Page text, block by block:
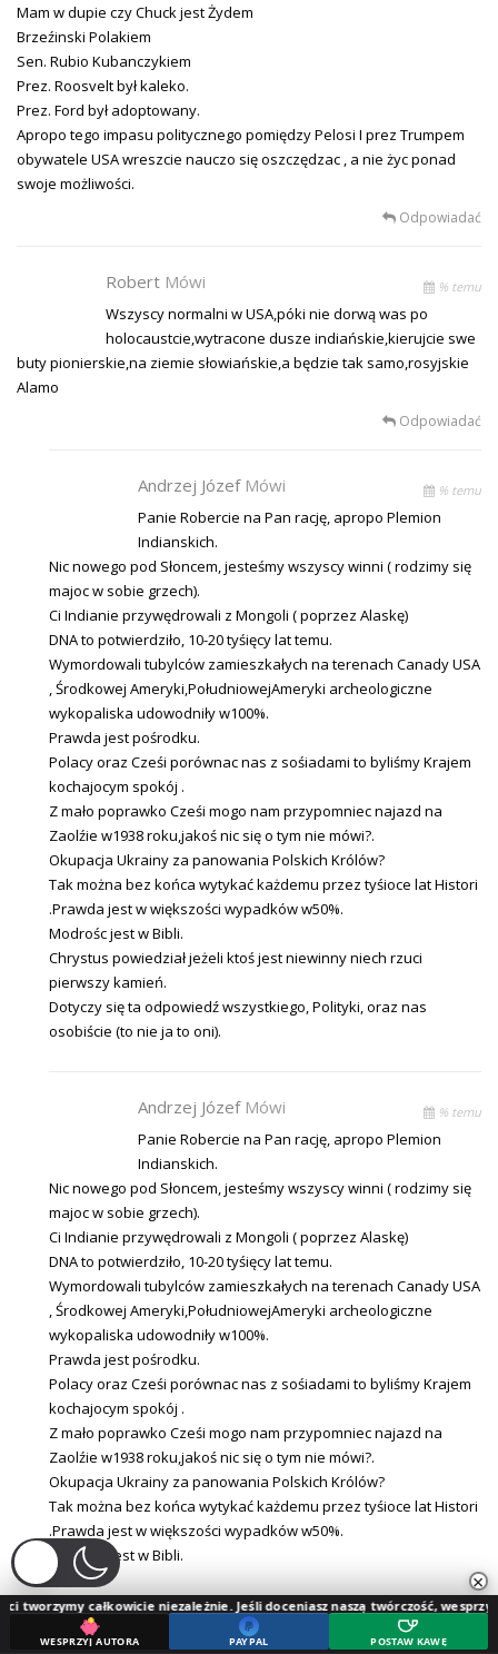
Mam w dupie czy Chuck jest Żydem
Brzeźinski Polakiem
Sen. Rubio Kubanczykiem
Prez. Roosvelt był kaleko.
Prez. Ford był adoptowany.
Apropo tego impasu politycznego pomiędzy Pelosi I prez Trumpem
obywatele USA wreszcie nauczo się oszczędzac , a nie życ ponad
swoje możliwości.
Odpowiadać
Robert Mówi % temu
Wszyscy normalni w USA,póki nie dorwą was po
holocaustcie,wytracone dusze indiańskie,kierujcie swe
buty pionierskie,na ziemie słowiańskie,a będzie tak samo,rosyjskie
Alamo
Odpowiadać
Andrzej Józef Mówi % temu
Panie Robercie na Pan rację, apropo Plemion
Indianskich.
Nic nowego pod Słoncem, jesteśmy wszyscy winni ( rodzimy się
majoc w sobie grzech).
Ci Indianie przywędrowali z Mongoli ( poprzez Alaskę)
DNA to potwierdziło, 10-20 tyśięcy lat temu.
Wymordowali tubylców zamieszkałych na terenach Canady USA
, Środkowej Ameryki,PołudniowejAmeryki archeologiczne
wykopaliska udowodniły w100%.
Prawda jest pośrodku.
Polacy oraz Cześi porównac nas z sośiadami to byliśmy Krajem
kochajocym spokój .
Z mało poprawko Cześi mogo nam przypomniec najazd na
Zaolźie w1938 roku,jakoś nic się o tym nie mówi?.
Okupacja Ukrainy za panowania Polskich Królów?
Tak można bez końca wytykać każdemu przez tyśioce lat Histori
.Prawda jest w większości wypadków w50%.
Modrośc jest w Bibli.
Chrystus powiedział jeżeli ktoś jest niewinny niech rzuci
pierwszy kamień.
Dotyczy się ta odpowiedź wszystkiego, Polityki, oraz nas
osobiście (to nie ja to oni).
Andrzej Józef Mówi % temu
Panie Robercie na Pan rację, apropo Plemion
Indianskich.
Nic nowego pod Słoncem, jesteśmy wszyscy winni ( rodzimy się
majoc w sobie grzech).
Ci Indianie przywędrowali z Mongoli ( poprzez Alaskę)
DNA to potwierdziło, 10-20 tyśięcy lat temu.
Wymordowali tubylców zamieszkałych na terenach Canady USA
, Środkowej Ameryki,PołudniowejAmeryki archeologiczne
wykopaliska udowodniły w100%.
Prawda jest pośrodku.
Polacy oraz Cześi porównac nas z sośiadami to byliśmy Krajem
kochajocym spokój .
Z mało poprawko Cześi mogo nam przypomniec najazd na
Zaolźie w1938 roku,jakoś nic się o tym nie mówi?.
Okupacja Ukrainy za panowania Polskich Królów?
Tak można bez końca wytykać każdemu przez tyśioce lat Histori
.Prawda jest w większości wypadków w50%.
Modrośc jest w Bibli.
% temu
×
niezależnie. Jeśli doceniasz naszą twórczość, wesprzyj jej rozwój.
WESPRZYJ AUTORA PAYPAL POSTAW KAWĘ